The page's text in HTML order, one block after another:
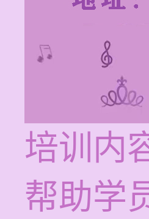
培训内
帮助学